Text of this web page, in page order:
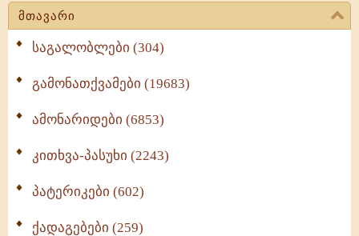
მთავარი
საგალობლები (304)
გამონათქვამები (19683)
ამონარიდები (6853)
კითხვა-პასუხი (2243)
პატერიკები (602)
ქადაგებები (259)